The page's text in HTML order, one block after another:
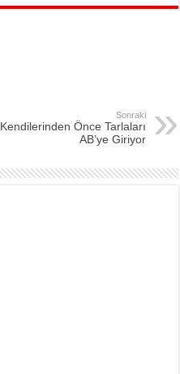
Sonraki
Kendilerinden Önce Tarlaları
AB’ye Giriyor